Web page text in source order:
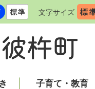
文字サイズ
子育て・教育